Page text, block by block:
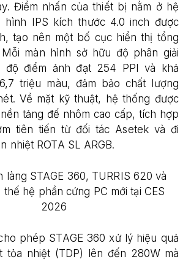
Điểm nhấn của thiết bị nằm ở hệ
hình IPS kích thước 4.0 inch được
tạo nên một bố cục hiển thị tổng
màn hình sở hữu độ phân giải
độ điểm ảnh đạt 254 PPI và khả
triệu màu, đảm bảo chất lượng
Về mặt kỹ thuật, hệ thống được
tảng đế nhôm cao cấp, tích hợp
tiên tiến từ đối tác Asetek và đi
nhiệt ROTA SL ARGB.
phép STAGE 360 xử lý hiệu quả
tỏa nhiệt (TDP) lên đến 280W mà